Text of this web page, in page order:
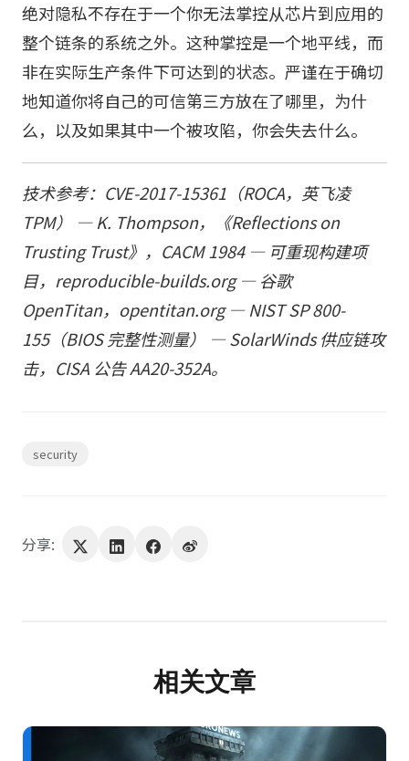
绝对隐私不存在于一个你无法掌控从芯片到应用的
整个链条的系统之外。这种掌控是一个地平线，而
非在实际生产条件下可达到的状态。严谨在于确切
地知道你将自己的可信第三方放在了哪里，为什
么，以及如果其中一个被攻陷，你会失去什么。
技术参考：CVE-2017-15361（ROCA，英飞凌
TPM） — K. Thompson，《Reflections on
Trusting Trust》，CACM 1984 — 可重现构建项
目，reproducible-builds.org — 谷歌
OpenTitan，opentitan.org — NIST SP 800-
155（BIOS 完整性测量） — SolarWinds 供应链攻
击，CISA 公告 AA20-352A。
security
分享:
相关文章